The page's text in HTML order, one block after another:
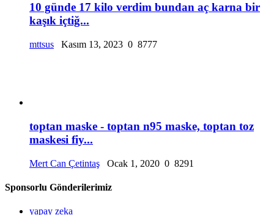
10 günde 17 kilo verdim bundan aç karna bir
kaşık içtiğ...
mttsus Kasım 13, 2023 0 8777
toptan maske - toptan n95 maske, toptan toz
maskesi fiy...
Mert Can Çetintaş Ocak 1, 2020 0 8291
Sponsorlu Gönderilerimiz
yapay zeka